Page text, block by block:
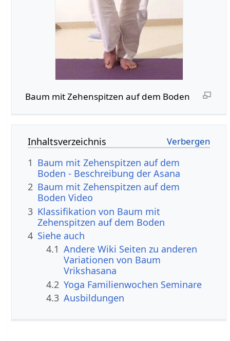
Baum mit Zehenspitzen auf dem Boden
Inhaltsverzeichnis
1 Baum mit Zehenspitzen auf dem
Boden - Beschreibung der Asana
2 Baum mit Zehenspitzen auf dem
Boden Video
3 Klassifikation von Baum mit
Zehenspitzen auf dem Boden
4 Siehe auch
4.1 Andere Wiki Seiten zu anderen
Variationen von Baum
Vrikshasana
4.2 Yoga Familienwochen Seminare
4.3 Ausbildungen